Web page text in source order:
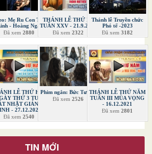
Mẹ Ru Con Thái
- Hoàng Nga
Đã xem 2880
THÁNH LỄ THỨ BA
TUẦN XXV - 21.9.2021
Đã xem2322
Thánh lễ Truyền chức
Phó tế -2023
Đã xem3182
LỄ THỨ HAI
THỨ 3 TUẦN
NHẬT GIÁNG
- 27.12.2021
Đã xem 2540
Phim ngắn: Bức Tượng
Đã xem2526
THÁNH LỄ THỨ NĂM
TUẦN III MÙA VỌNG
- 16.12.2021
Đã xem2801
TIN MỚI